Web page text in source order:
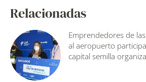
Relacionadas
Emprendedores de
al aeropuerto
capital semilla